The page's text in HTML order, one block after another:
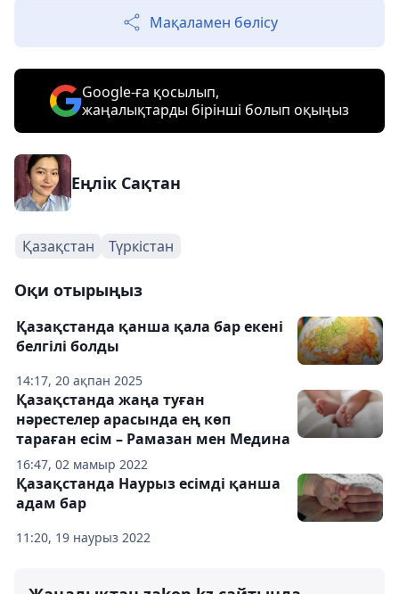
Мақаламен бөлісу
Google-ға қосылып,
жаңалықтарды бірінші болып оқыңыз
Еңлік Сақтан
Қазақстан Түркістан
Оқи отырыңыз
14:17, 20 ақпан 2025
Қазақстанда қанша қала бар екені
белгілі болды
16:47, 02 мамыр 2022
Қазақстанда жаңа туған
нәрестелер арасында ең көп
тараған есім – Рамазан мен Медина
11:20, 19 наурыз 2022
Қазақстанда Наурыз есімді қанша
адам бар